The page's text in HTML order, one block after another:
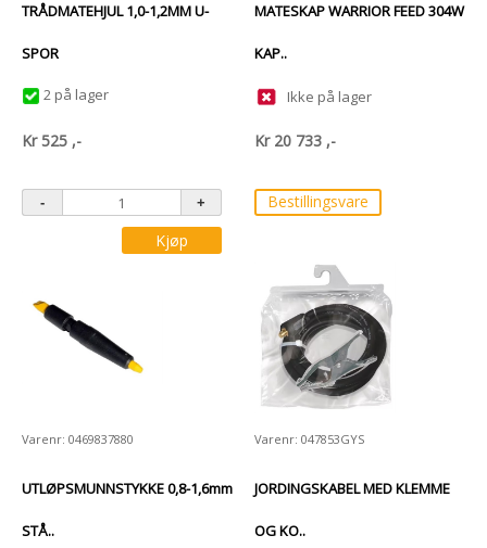
TRÅDMATEHJUL 1,0-1,2MM U-
SPOR
2 på lager
Kr525 ,-
Kjøp
MATESKAP WARRIOR FEED 304W
KAP..
Ikke på lager
Kr 20 733 ,-
Bestillingsvare
Varenr: 0469837880
UTLØPSMUNNSTYKKE 0,8-1,6mm
STÅ..
Varenr: 047853GYS
JORDINGSKABEL MED KLEMME
OG KO..